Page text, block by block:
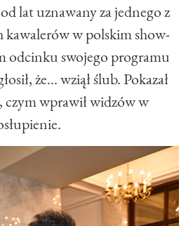
lat uznawany za jednego z
kawalerów w polskim show-
odcinku swojego programu
że... wziął ślub. Pokazał
czym wprawił widzów w